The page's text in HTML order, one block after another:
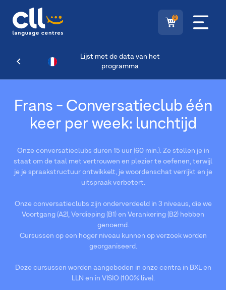
0
Lijst met de data van het
programma
Frans - Conversatieclub één
keer per week: lunchtijd
Onze conversatieclubs duren 15 uur (60 min.). Ze stellen je in
staat om de taal met vertrouwen en plezier te oefenen, terwijl
je je spraakstructuur ontwikkelt, je woordenschat verrijkt en je
uitspraak verbetert.
Onze conversatieclubs zijn onderverdeeld in 3 niveaus, die we
Voortgang (A2), Verdieping (B1) en Verankering (B2) hebben
genoemd.
Cursussen op een hoger niveau kunnen op verzoek worden
georganiseerd.
Deze cursussen worden aangeboden in onze centra in BXL en
LLN en in VISIO (100% live).